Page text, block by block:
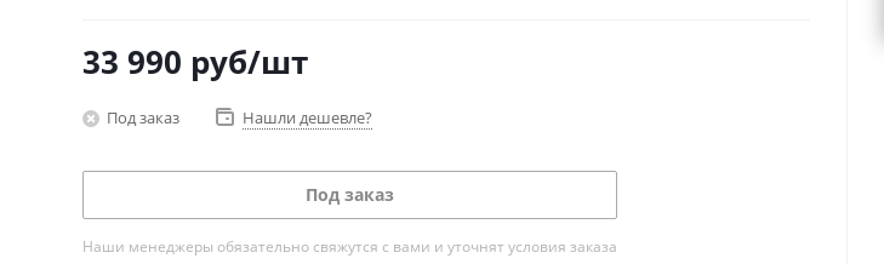
33 990 руб/шт
Под заказ Нашли дешевле?
Под заказ
Наши менеджеры обязательно свяжутся с вами и уточнят условия заказа